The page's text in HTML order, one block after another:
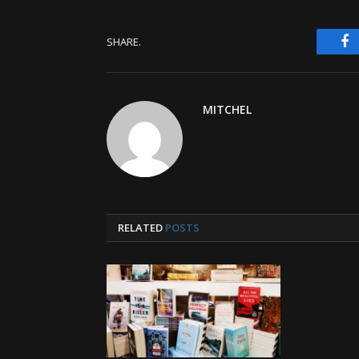
SHARE.
MITCHEL
RELATED POSTS